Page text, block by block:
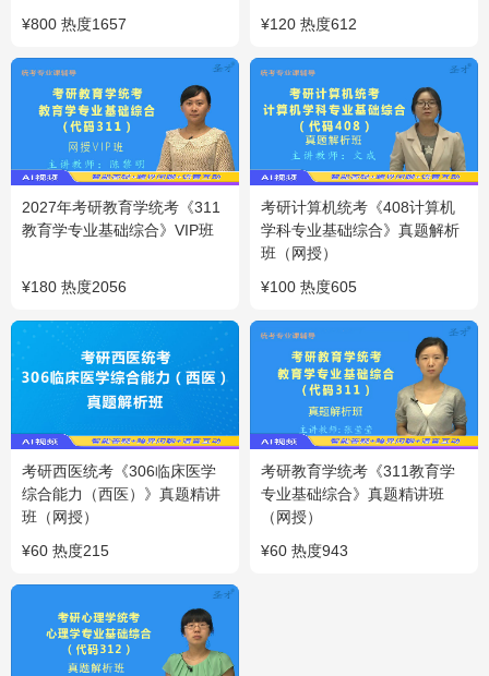
¥800 热度1657
¥120 热度612
2027年考研教育学统考《311
教育学专业基础综合》VIP班
¥180 热度2056
考研计算机统考《408计算机
学科专业基础综合》真题解析
班（网授）
¥100 热度605
考研西医统考《306临床医学
综合能力（西医）》真题精讲
班（网授）
¥60 热度215
考研教育学统考《311教育学
专业基础综合》真题精讲班
（网授）
¥60 热度943